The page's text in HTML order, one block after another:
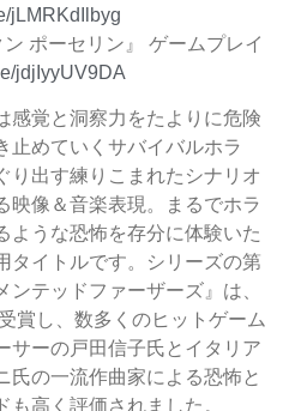
jLMRKdIlbyg
ポーセリン』 ゲームプレイ
jdjIyyUV9DA
感覚と洞察力をたよりに危険
止めていくサバイバルホラ
り出す練りこまれたシナリオ
映像＆音楽表現。まるでホラ
ような恐怖を存分に体験いた
タイトルです。シリーズの第
ンテッドファーザーズ』は、
賞し、数多くのヒットゲーム
サーの戸田信子氏とイタリア
氏の一流作曲家による恐怖と
高く評価されました。